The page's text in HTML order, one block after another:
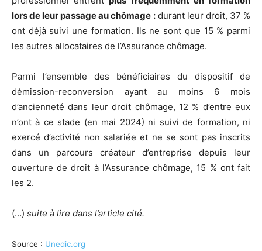
lors de leur passage au chômage :durant leur droit, 37 %
ont déjà suivi une formation. Ils ne sont que 15 % parmi
les autres allocataires de l’Assurance chômage.
Parmi l’ensemble des bénéficiaires du dispositif de
démission-reconversion ayant au moins 6 mois
d’ancienneté dans leur droit chômage, 12 % d’entre eux
n’ont à ce stade (en mai 2024) ni suivi de formation, ni
exercé d’activité non salariée et ne se sont pas inscrits
dans un parcours créateur d’entreprise depuis leur
ouverture de droit à l’Assurance chômage, 15 % ont fait
les 2.
(…) suite à lire dans l’article cité.
Source : Unedic.org